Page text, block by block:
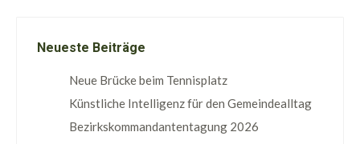
Neueste Beiträge
Neue Brücke beim Tennisplatz
Künstliche Intelligenz für den Gemeindealltag
Bezirkskommandantentagung 2026